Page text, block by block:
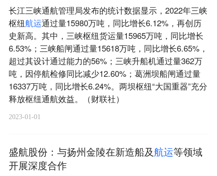
长江三峡通航管理局发布的统计数据显示，2022年三峡
枢纽航运通过量15980万吨，同比增长6.12%，再创历
史新高。其中，三峡枢纽货运量15965万吨，同比增长
6.53%；三峡船闸通过量15618万吨，同比增长6.65%，
超过其设计通过能力的56%；三峡升船机通过量362万
吨，因停航检修同比减少12.60%；葛洲坝船闸通过量
16337万吨，同比增长6.24%。两坝枢纽“大国重器”充分
释放枢纽通航效益。（财联社）
2023-01-01
盛航股份：与扬州金陵在新造船及航运等领域
开展深度合作